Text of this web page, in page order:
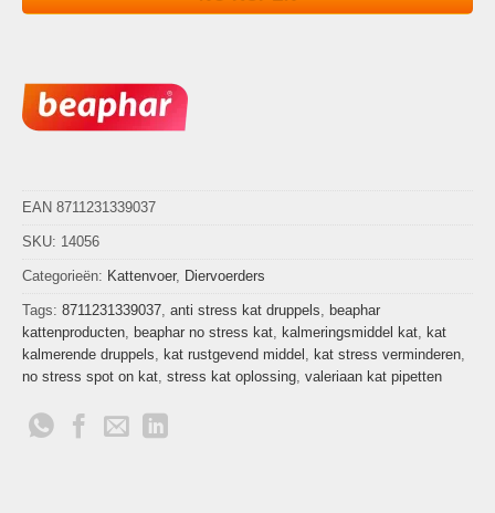
EAN 8711231339037
SKU: 14056
Categorieën: Kattenvoer, Diervoerders
Tags: 8711231339037, anti stress kat druppels, beaphar
kattenproducten, beaphar no stress kat, kalmeringsmiddel kat, kat
kalmerende druppels, kat rustgevend middel , kat stress verminderen,
no stress spot on kat, stress kat oplossing, valeriaan kat pipetten